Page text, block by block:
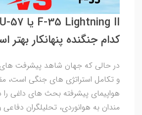
کدام جنگنده پنهانکار بهتر
در حالی که جهان شاهد پیشرفت های
و تکامل استراتژی های جنگی است،
هواپیمای پیشرفته بحث های داغی را
مندان به هوانوردی، تحلیلگران